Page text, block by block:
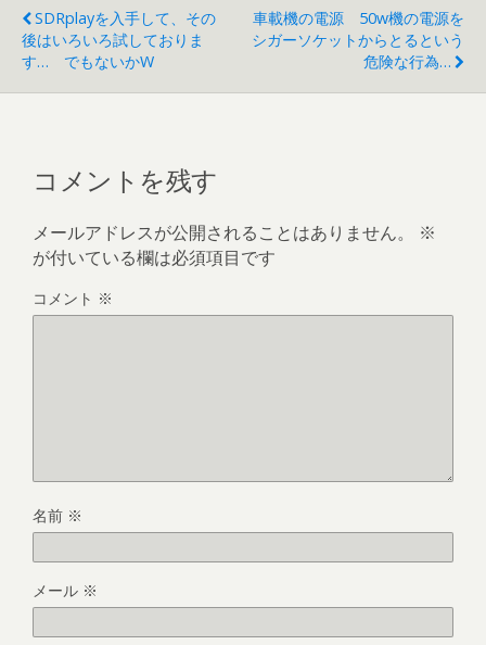
SDRplayを入手して、その
後はいろいろ試しておりま
す… でもないかw
車載機の電源 50w機の電源を
シガーソケットからとるという
危険な行為…
コメントを残す
メールアドレスが公開されることはありません。
※
が付いている欄は必須項目です
コメント ※
名前 ※
メール ※